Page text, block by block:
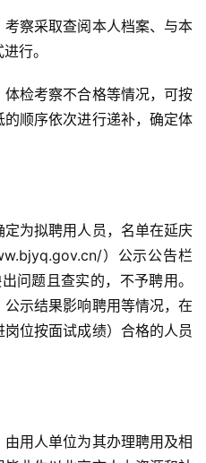
察采取查阅本人档案、与本
行。
检考察不合格等情况，可按
顺序依次进行递补，确定体
为拟聘用人员，名单在延庆
）公示公告栏
问题且查实的，不予聘用。
示结果影响聘用等情况，在
位按面试成绩）合格的人员
用人单位为其办理聘用及相